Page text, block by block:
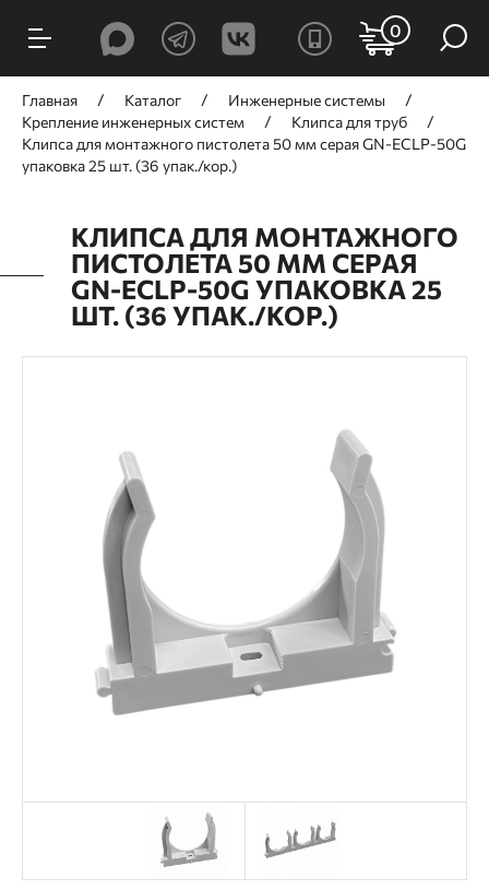
0
Главная Каталог
Инженерные системы
Крепление инженерных систем
Клипса для труб
Клипса для монтажного пистолета 50 мм серая GN-ECLP-50G
упаковка 25 шт. (36 упак./кор.)
КЛИПСА ДЛЯ МОНТАЖНОГО
ПИСТОЛЕТА 50 ММ СЕРАЯ
GN-ECLP-50G УПАКОВКА 25
ШТ. (36 УПАК./КОР.)